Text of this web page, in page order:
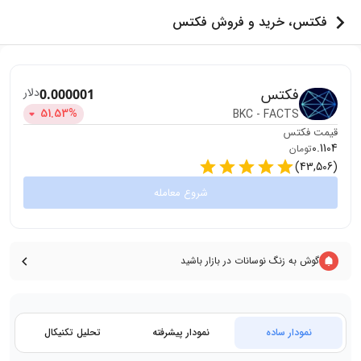
فکتس، خرید و فروش فکتس
فکتس
BKC - FACTS
0.000001دلار
51.53%
قیمت فکتس
0.1104تومان
(
43,506
)
شروع معامله
گوش به زنگ نوسانات در بازار باشید
نمودار ساده نمودار پیشرفته تحلیل تکنیکال